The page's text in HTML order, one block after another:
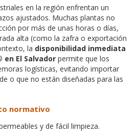
en la región enfrentan un
ajustados. Muchas plantas no
por más de unas horas o días,
alta (como la zafra o exportación
la disponibilidad inmediata
en El Salvador permite que los
logísticas, evitando importar
o que no están diseñadas para las
normativo
y de fácil limpieza.